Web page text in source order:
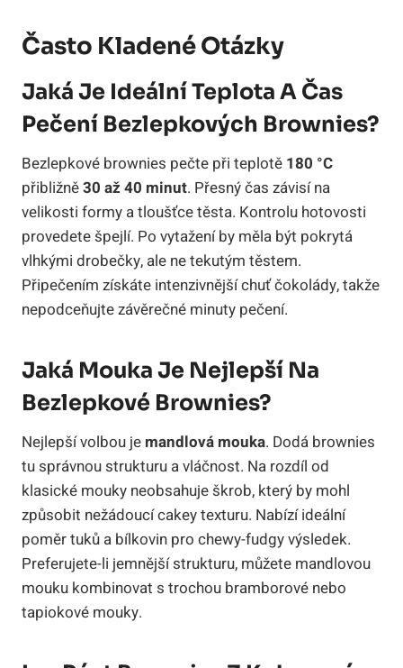
Často Kladené Otázky
Jaká Je Ideální Teplota A Čas
Pečení Bezlepkových Brownies?
Bezlepkové brownies pečte při teplotě 180 °C
přibližně30 až 40 minut. Přesný čas závisí na
velikosti formy a tloušťce těsta. Kontrolu hotovosti
provedete špejlí. Po vytažení by měla být pokrytá
vlhkými drobečky, ale ne tekutým těstem.
Připečením získáte intenzivnější chuť čokolády, takže
nepodceňujte závěrečné minuty pečení.
Jaká Mouka Je Nejlepší Na
Bezlepkové Brownies?
Nejlepší volbou je mandlová mouka. Dodá brownies
tu správnou strukturu a vláčnost. Na rozdíl od
klasické mouky neobsahuje škrob, který by mohl
způsobit nežádoucí cakey texturu. Nabízí ideální
poměr tuků a bílkovin pro chewy-fudgy výsledek.
Preferujete-li jemnější strukturu, můžete mandlovou
mouku kombinovat s trochou bramborové nebo
tapiokové mouky.